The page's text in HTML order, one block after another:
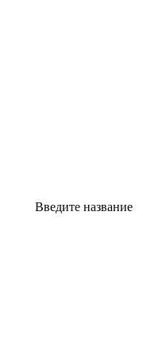
Введите название